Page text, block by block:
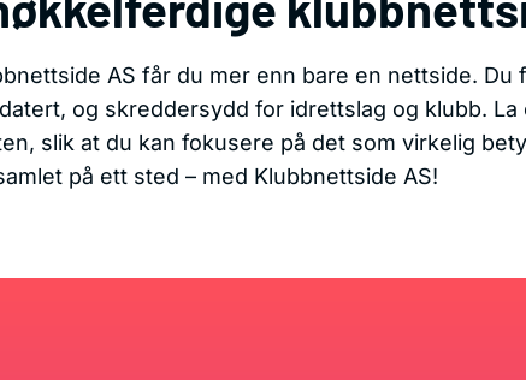
AS får du mer enn bare en nettside.
og skreddersydd for idrettslag og klubb.
slik at du kan fokusere på det som virkelig
på ett sted – med Klubbnettside AS!